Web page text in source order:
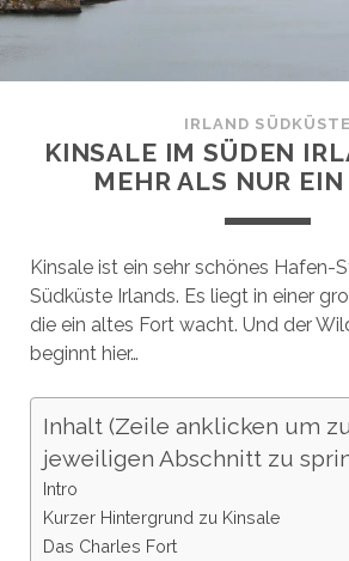
IRLAND SÜDKÜSTE
KINSALE IM SÜDEN
MEHR ALS NUR
Kinsale ist ein sehr schönes Hafen-
Südküste Irlands. Es liegt in einer
die ein altes Fort wacht. Und der
beginnt hier…
Inhalt (Zeile anklicken um
jeweiligen Abschnitt zu
Intro
Kurzer Hintergrund zu Kinsale
Das Charles Fort